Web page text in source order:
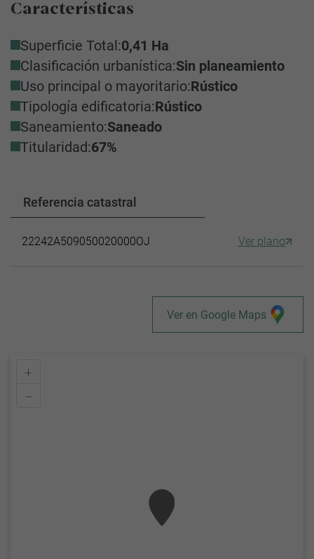
Características
Superficie Total:0,41 Ha
Clasificación urbanística:Sin planeamiento
Uso principal o mayoritario:Rústico
Tipología edificatoria:Rústico
Saneamiento:Saneado
Titularidad:67%
Referencia catastral
22242A509050020000OJ Ver plano
Ver en Google Maps
+
–